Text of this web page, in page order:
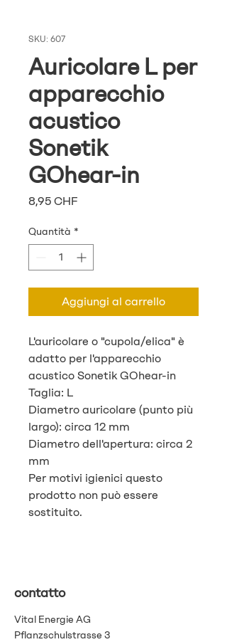
SKU: 607
Auricolare L per
apparecchio
acustico
Sonetik
GOhear-in
8,95 CHFPrezzo
Quantità *
Aggiungi al carrello
L'auricolare o "cupola/elica" è
adatto per l'apparecchio
acustico Sonetik GOhear-in
Taglia: L
Diametro auricolare (punto più
largo): circa 12 mm
Diametro dell'apertura: circa 2
mm
Per motivi igienici questo
prodotto non può essere
sostituito.
contatto
Vital Energie AG
Pflanzschulstrasse 3